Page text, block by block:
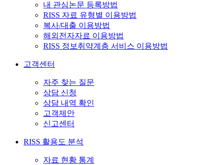
내 관심논문 등록방법
RISS 자료 유형별 이용방법
복사/대출 이용방법
해외전자자료 이용방법
RISS 정보취약계층 서비스 이용방법
고객센터
자주 찾는 질문
상담 신청
상담 내역 확인
고객제안
신고센터
RISS 활용도 분석
자료 현황 통계